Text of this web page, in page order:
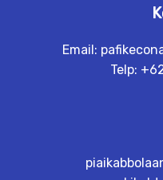
Email:
Telp: